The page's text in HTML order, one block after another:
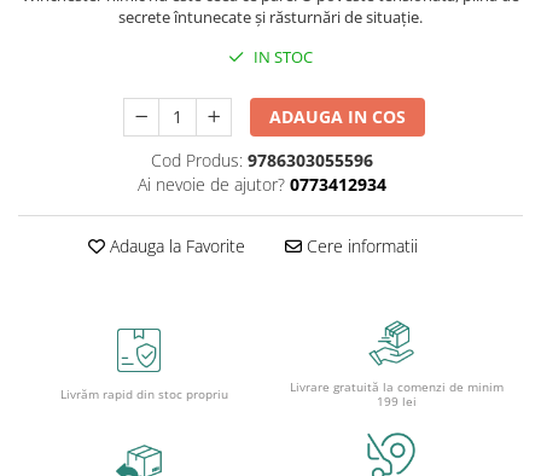
Caiete tip I, II și III
Blocuri de desen școlare
Hârtie pentru lucru manual
Rigle și Echere
Truse geometrie
Socotitori și bețisoare pentru
numărat
Ghiozdane școlare
secrete întunecate și răsturnări de situație.
IN STOC
ADAUGA IN COS
Cod Produs: 9786303055596
Ai nevoie de ajutor? 0773412934
Adauga la Favorite Cere informatii
Livrăm rapid din stoc propriu
Livrare gratuită la comenzi de minim
199 lei